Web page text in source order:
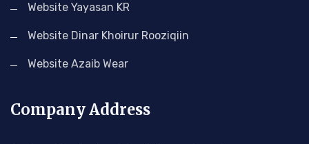
Website Yayasan KR
Website Dinar Khoirur Rooziqiin
Website Azaib Wear
Company Address